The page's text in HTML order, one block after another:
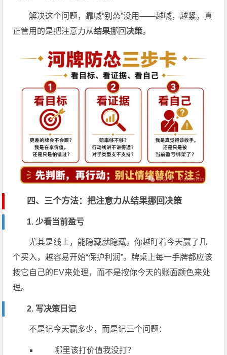
解决这个问题，靠喊“别怂”没用——越喊，越紧。真
正管用的是把注意力从结果挪回 决策。
四、三个方法：把注意力从结果挪回决策
1. 少看当前盈亏
尤其是线上，能隐藏就隐藏。你越盯着今天赢了几
个买入，越容易开始“保护利润”。牌桌上每一手牌都应该
按它自己的EV来处理，而不是按你今天的账面颜色来处
理。
2. 写决策日记
不是记今天赢多少，而是记三个问题：
哪里该打价值我没打？